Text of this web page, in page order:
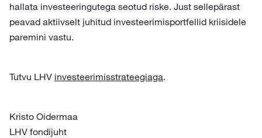
hallata investeeringutega seotud riske. Just sellepärast
peavad aktiivselt juhitud investeerimisportfellid kriisidele
paremini vastu.
Tutvu LHV investeerimisstrateegiaga.
Kristo Oidermaa
LHV fondijuht